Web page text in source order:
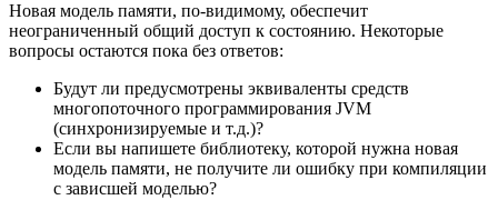
Новая модель памяти, по-видимому, обеспечит
неограниченный общий доступ к состоянию. Некоторые
вопросы остаются пока без ответов:
Будут ли предусмотрены эквиваленты средств
многопоточного программирования JVM
(синхронизируемые и т.д.)?
Если вы напишете библиотеку, которой нужна новая
модель памяти, не получите ли ошибку при компиляции
с зависшей моделью?